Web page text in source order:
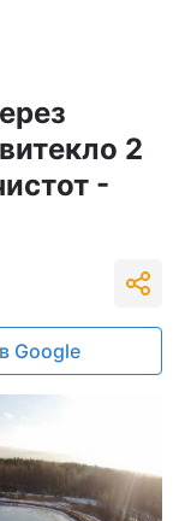
2
-
Google